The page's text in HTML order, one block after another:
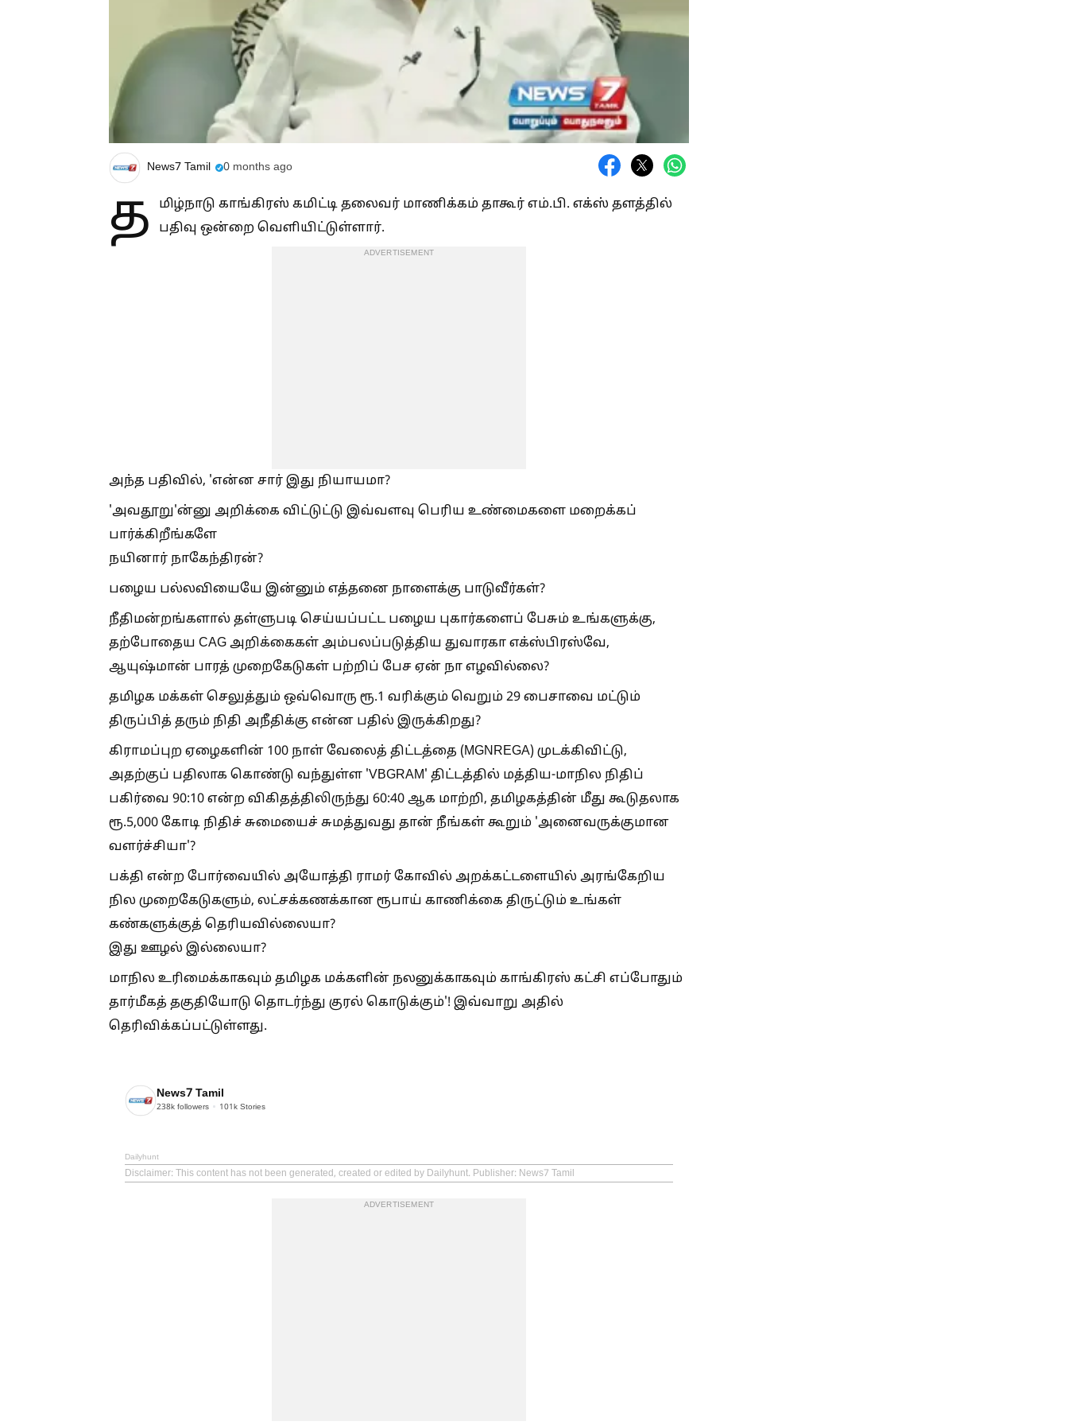
News7 Tamil 0 months ago
த
மிழ்நாடு காங்கிரஸ் கமிட்டி தலைவர் மாணிக்கம் தாகூர் எம்.பி. எக்ஸ் தளத்தில்
பதிவு ஒன்றை வெளியிட்டுள்ளார்.
ADVERTISEMENT
அந்த பதிவில், 'என்ன சார் இது நியாயமா?
'அவதூறு'ன்னு அறிக்கை விட்டுட்டு இவ்வளவு பெரிய உண்மைகளை மறைக்கப்
பார்க்கிறீங்களே
நயினார் நாகேந்திரன்?
பழைய பல்லவியையே இன்னும் எத்தனை நாளைக்கு பாடுவீர்கள்?
நீதிமன்றங்களால் தள்ளுபடி செய்யப்பட்ட பழைய புகார்களைப் பேசும் உங்களுக்கு,
தற்போதைய CAG அறிக்கைகள் அம்பலப்படுத்திய துவாரகா எக்ஸ்பிரஸ்வே,
ஆயுஷ்மான் பாரத் முறைகேடுகள் பற்றிப் பேச ஏன் நா எழவில்லை?
தமிழக மக்கள் செலுத்தும் ஒவ்வொரு ரூ.1 வரிக்கும் வெறும் 29 பைசாவை மட்டும்
திருப்பித் தரும் நிதி அநீதிக்கு என்ன பதில் இருக்கிறது?
கிராமப்புற ஏழைகளின் 100 நாள் வேலைத் திட்டத்தை (MGNREGA) முடக்கிவிட்டு,
அதற்குப் பதிலாக கொண்டு வந்துள்ள 'VBGRAM' திட்டத்தில் மத்திய-மாநில நிதிப்
பகிர்வை 90:10 என்ற விகிதத்திலிருந்து 60:40 ஆக மாற்றி, தமிழகத்தின் மீது கூடுதலாக
ரூ.5,000 கோடி நிதிச் சுமையைச் சுமத்துவது தான் நீங்கள் கூறும் 'அனைவருக்குமான
வளர்ச்சியா'?
பக்தி என்ற போர்வையில் அயோத்தி ராமர் கோவில் அறக்கட்டளையில் அரங்கேறிய
நில முறைகேடுகளும், லட்சக்கணக்கான ரூபாய் காணிக்கை திருட்டும் உங்கள்
கண்களுக்குத் தெரியவில்லையா?
இது ஊழல் இல்லையா?
மாநில உரிமைக்காகவும் தமிழக மக்களின் நலனுக்காகவும் காங்கிரஸ் கட்சி எப்போதும்
தார்மீகத் தகுதியோடு தொடர்ந்து குரல் கொடுக்கும்'! இவ்வாறு அதில்
தெரிவிக்கப்பட்டுள்ளது.
News7 Tamil
238k followers 101k Stories
Dailyhunt
Disclaimer: This content has not been generated, created or edited by Dailyhunt. Publisher: News7 Tamil
ADVERTISEMENT